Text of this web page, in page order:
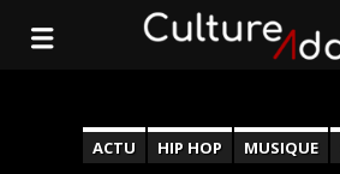
ACTU HIP HOP MUSIQUE